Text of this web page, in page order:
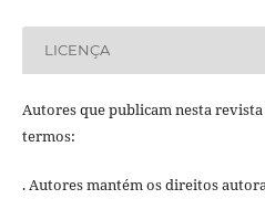
LICENÇA
Autores que publicam nesta
termos:
. Autores mantém os direitos